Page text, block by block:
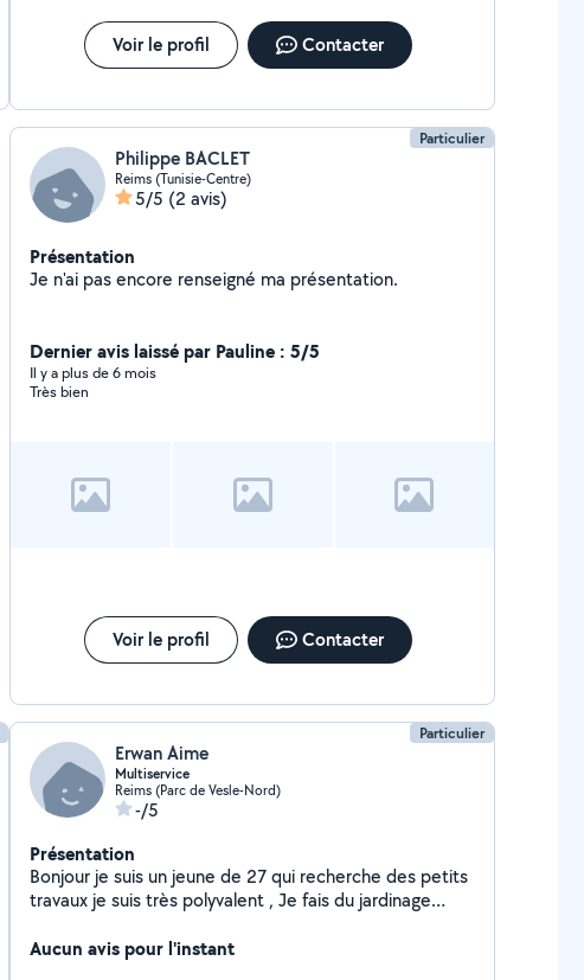
Voir le profil Contacter
Particulier
Philippe BACLET
Reims (Tunisie-Centre)
5/5 (2 avis)
Présentation
Je n'ai pas encore renseigné ma présentation.
Dernier avis laissé par Pauline : 5/5
Il y a plus de 6 mois
Très bien
Voir le profil Contacter
Particulier
Erwan Aime
Multiservice
Reims (Parc de Vesle-Nord)
-/5
Présentation
Bonjour je suis un jeune de 27 qui recherche des petits
travaux je suis très polyvalent , Je fais du jardinage
promener vos petites bêtes si nécessaire je touche un
Aucun avis pour l'instant